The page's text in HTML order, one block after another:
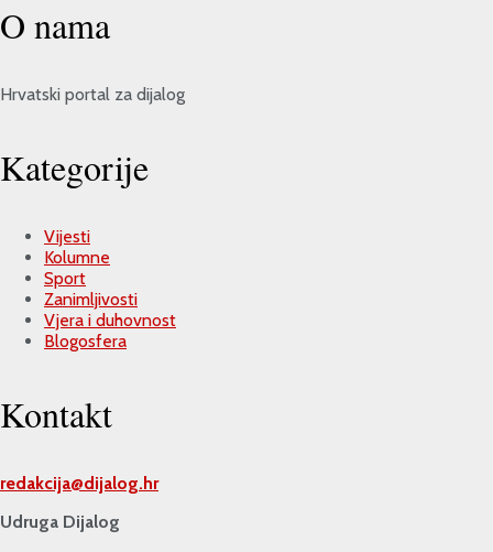
O nama
Hrvatski portal za dijalog
Kategorije
Vijesti
Kolumne
Sport
Zanimljivosti
Vjera i duhovnost
Blogosfera
Kontakt
redakcija@dijalog.hr
Udruga Dijalog